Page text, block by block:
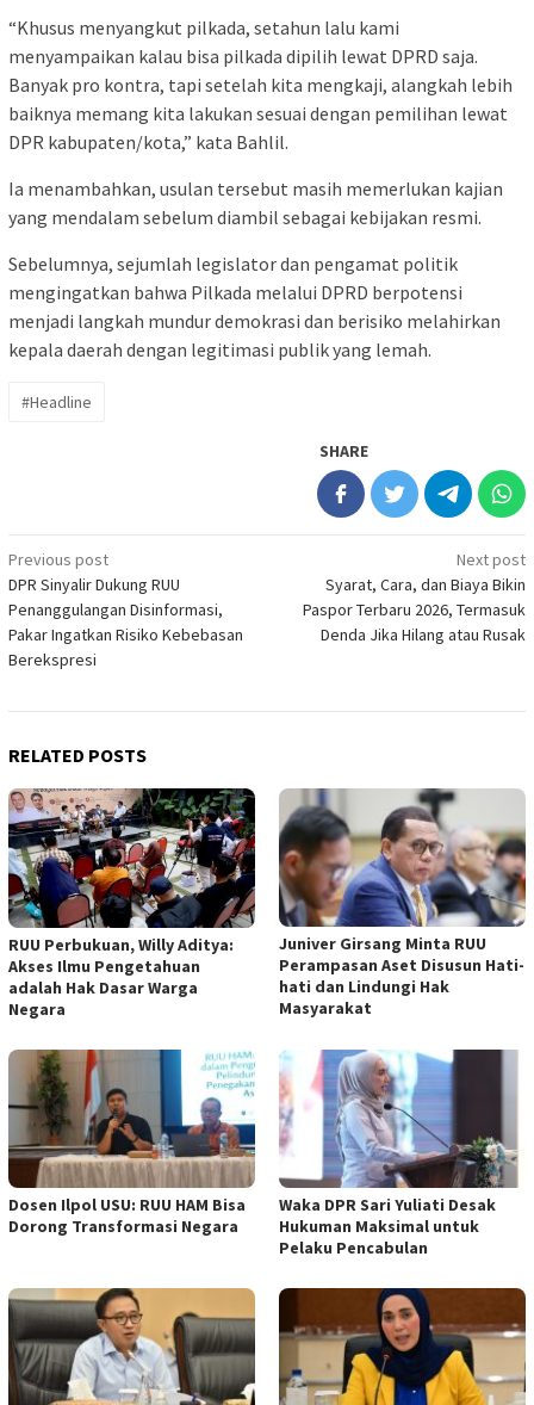
“Khusus menyangkut pilkada, setahun lalu kami
menyampaikan kalau bisa pilkada dipilih lewat DPRD saja.
Banyak pro kontra, tapi setelah kita mengkaji, alangkah lebih
baiknya memang kita lakukan sesuai dengan pemilihan lewat
DPR kabupaten/kota,” kata Bahlil.
Ia menambahkan, usulan tersebut masih memerlukan kajian
yang mendalam sebelum diambil sebagai kebijakan resmi.
Sebelumnya, sejumlah legislator dan pengamat politik
mengingatkan bahwa Pilkada melalui DPRD berpotensi
menjadi langkah mundur demokrasi dan berisiko melahirkan
kepala daerah dengan legitimasi publik yang lemah.
#Headline
SHARE
Post
navigation
Previous post
DPR Sinyalir Dukung RUU
Penanggulangan Disinformasi,
Pakar Ingatkan Risiko Kebebasan
Berekspresi
Next post
Syarat, Cara, dan Biaya Bikin
Paspor Terbaru 2026, Termasuk
Denda Jika Hilang atau Rusak
RELATED POSTS
RUU Perbukuan, Willy Aditya:
Akses Ilmu Pengetahuan
adalah Hak Dasar Warga
Negara
Juniver Girsang Minta RUU
Perampasan Aset Disusun Hati-
hati dan Lindungi Hak
Masyarakat
Dosen Ilpol USU: RUU HAM Bisa
Dorong Transformasi Negara
Waka DPR Sari Yuliati Desak
Hukuman Maksimal untuk
Pelaku Pencabulan